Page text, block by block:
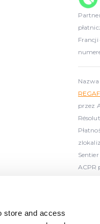
store and access
Francji
przez
ACPR
jest licencjonowanym